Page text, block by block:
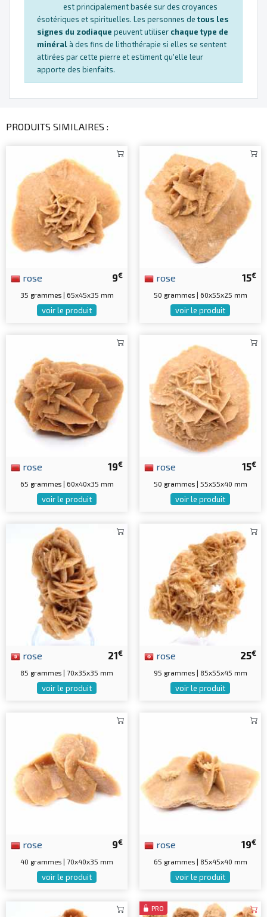
est principalement basée sur des croyances
ésotériques et spirituelles. Les personnes de tous les
signes du zodiaque peuvent utiliser chaque type de
minéralà des fins de lithothérapie si elles se sentent
attirées par cette pierre et estiment qu'elle leur
apporte des bienfaits.
PRODUITS SIMILAIRES :
9€
rose
35 grammes | 65x45x35 mm
voir le produit
15€
rose
50 grammes | 60x55x25 mm
voir le produit
19€
rose
65 grammes | 60x40x35 mm
voir le produit
15€
rose
50 grammes | 55x55x40 mm
voir le produit
21€
rose
85 grammes | 70x35x35 mm
voir le produit
25€
rose
95 grammes | 85x55x45 mm
voir le produit
9€
rose
40 grammes | 70x40x35 mm
voir le produit
19€
rose
65 grammes | 85x45x40 mm
voir le produit
PRO